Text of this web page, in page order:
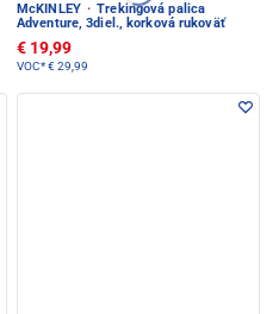
McKINLEY · Trekingová palica
Adventure, 3diel., korková rukoväť
€ 19,99
VOC*€ 29,99